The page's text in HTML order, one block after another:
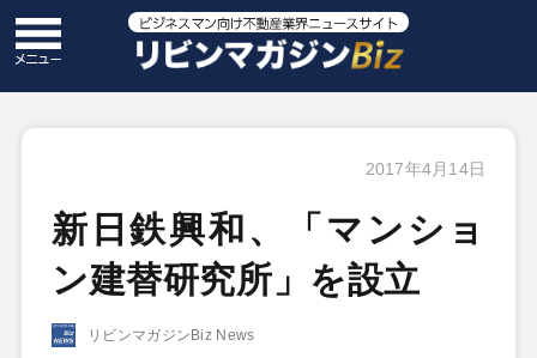
2017年4月14日
新日鉄興和、「マンショ
ン建替研究所」を設立
リビンマガジンBiz News